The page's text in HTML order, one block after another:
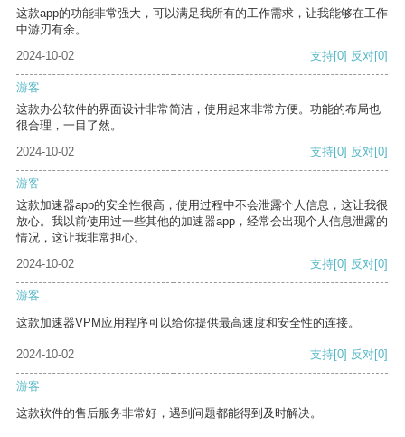
这款app的功能非常强大，可以满足我所有的工作需求，让我能够在工作
中游刃有余。
2024-10-02
支持[0] 反对[0]
游客
这款办公软件的界面设计非常简洁，使用起来非常方便。功能的布局也
很合理，一目了然。
2024-10-02
支持[0] 反对[0]
游客
这款加速器app的安全性很高，使用过程中不会泄露个人信息，这让我很
放心。我以前使用过一些其他的加速器app，经常会出现个人信息泄露的
情况，这让我非常担心。
2024-10-02
支持[0] 反对[0]
游客
这款加速器VPM应用程序可以给你提供最高速度和安全性的连接。
2024-10-02 支持[0] 反对[0]
游客
这款软件的售后服务非常好，遇到问题都能得到及时解决。